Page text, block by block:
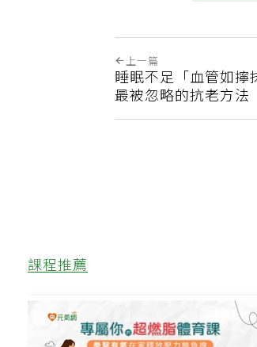
上一篇
睡眠不足「血管如擰
最被忽略的抗老方法
課程推薦